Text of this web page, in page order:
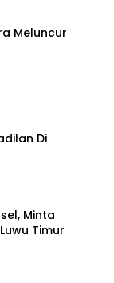
Meluncur
Di
Minta
Timur